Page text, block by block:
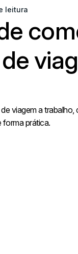
leitura
viagem a
forma prática.